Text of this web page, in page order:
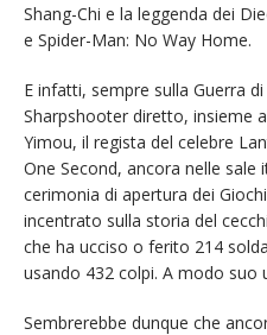
Shang-Chi e la leggenda dei
e Spider-Man: No Way Home.
E infatti, sempre sulla Guerra
Sharpshooter diretto, insieme
Yimou, il regista del celebre
One Second, ancora nelle sale
cerimonia di apertura dei
incentrato sulla storia del
che ha ucciso o ferito 214
usando 432 colpi. A modo suo
Sembrerebbe dunque che